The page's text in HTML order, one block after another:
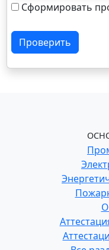
Сформировать
Проверить